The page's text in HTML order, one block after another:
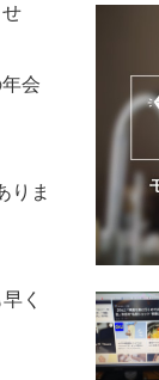
会
りま
く